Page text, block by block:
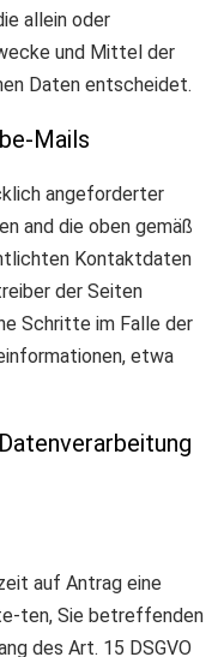
allein oder
und Mittel der
Daten entscheidet.
Mails
angeforderter
and die oben gemäß
Kontaktdaten
der Seiten
Schritte im Falle der
etwa
auf Antrag eine
ten, Sie betreffenden
des Art. 15 DSGVO